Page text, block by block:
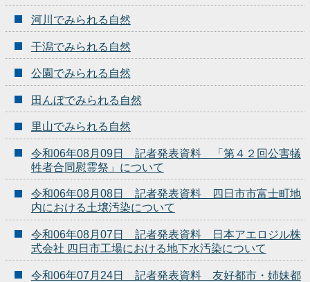
河川でみられる自然
干潟でみられる自然
公園でみられる自然
田んぼでみられる自然
里山でみられる自然
令和06年08月09日 記者発表資料 「第４２回公害犠
牲者合同慰霊祭」について
令和06年08月08日 記者発表資料 四日市市富士町地
内における土壌汚染について
令和06年08月07日 記者発表資料 日本アエロジル株
式会社 四日市工場における地下水汚染について
令和06年07月24日 記者発表資料 友好都市・姉妹都